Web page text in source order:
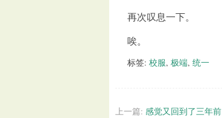
再次叹息一下。
唉。
标签: 校服, 极端, 统一
上一篇: 感觉又回到了三年前